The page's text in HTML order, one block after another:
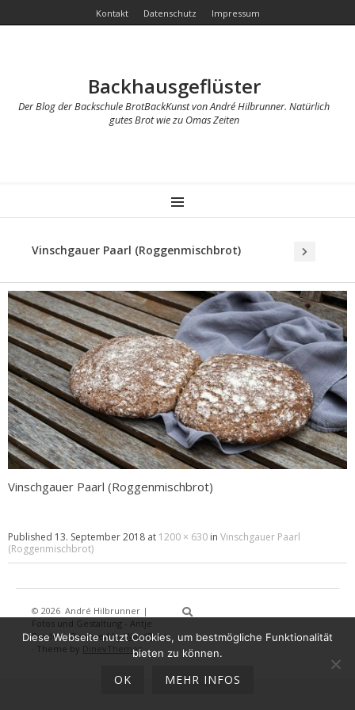
Kontakt Datenschutz Impressum
Backhausgeflüster
Der Blog der Backschule BrotBackKunst von André Hilbrunner. Natürlich
gutes Brot wie zu Omas Zeiten
MENU
Vinschgauer Paarl (Roggenmischbrot)
Vinschgauer Paarl (Roggenmischbrot)
Published 13. September 2018 at 1200 × 630 in Vinschgauer Paarl
(Roggenmischbrot)
© 2026 André Hilbrunner |
Fotos und Gestaltung - Antje
Breden·Powered byWordPress
Theme by DinevThemes
Home
Brotbackkurse
Brotbacken
Rezepte
Diese Webseite nutzt Cookies, um bestmögliche Funktionalität
bieten zu können.
OK MEHR INFOS